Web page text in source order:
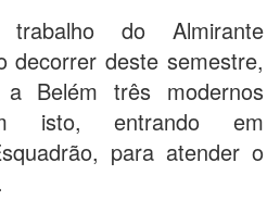
do Almirante
decorrer deste semestre,
a Belém três modernos
isto, entrando em
para atender o